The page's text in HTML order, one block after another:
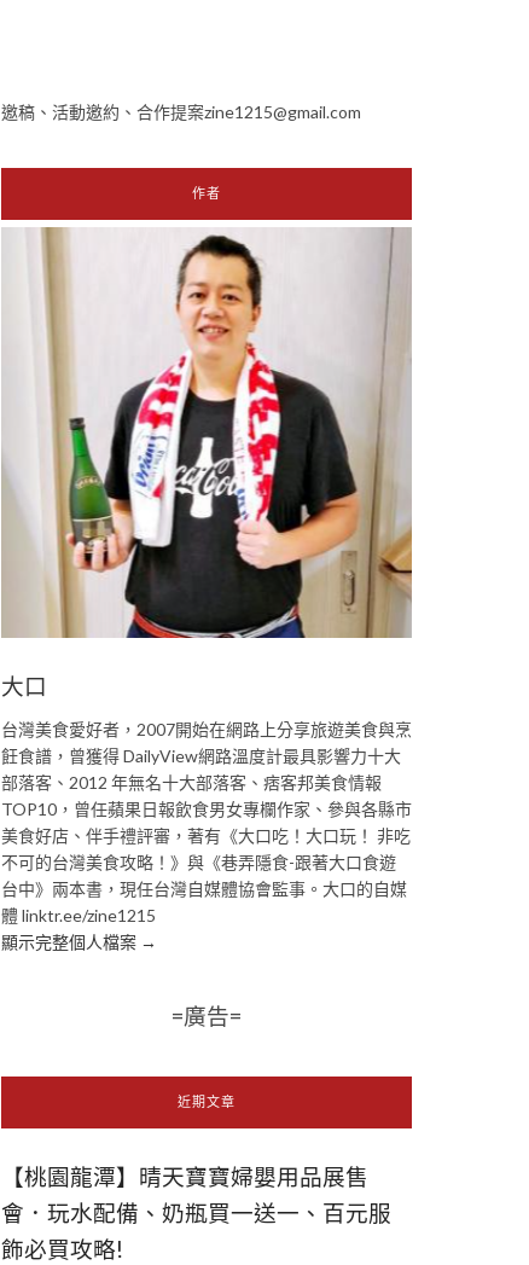
邀稿、活動邀約、合作提案zine1215@gmail.com
作者
大口
台灣美食愛好者，2007開始在網路上分享旅遊美食與烹
飪食譜，曾獲得 DailyView網路溫度計最具影響力十大
部落客、2012 年無名十大部落客、痞客邦美食情報
TOP10，曾任蘋果日報飲食男女專欄作家、參與各縣市
美食好店、伴手禮評審，著有《大口吃！大口玩！ 非吃
不可的台灣美食攻略！》與《巷弄隱食-跟著大口食遊
台中》兩本書，現任台灣自媒體協會監事。大口的自媒
體 linktr.ee/zine1215
顯示完整個人檔案 →
=廣告=
近期文章
【桃園龍潭】晴天寶寶婦嬰用品展售
會．玩水配備、奶瓶買一送一、百元服
飾必買攻略!